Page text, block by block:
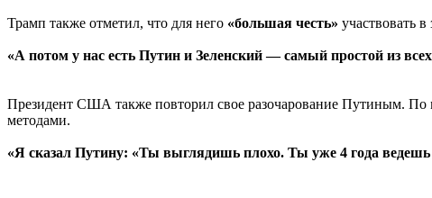
Трамп также отметил, что для него «большая честь» участвовать
«А потом у нас есть Путин и Зеленский — самый простой из
Президент США также повторил свое разочарование Путиным. По
методами.
«Я сказал Путину: «Ты выглядишь плохо. Ты уже 4 года